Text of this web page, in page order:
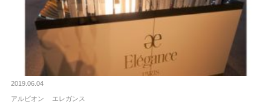
2019.06.04
アルビオン エレガンス